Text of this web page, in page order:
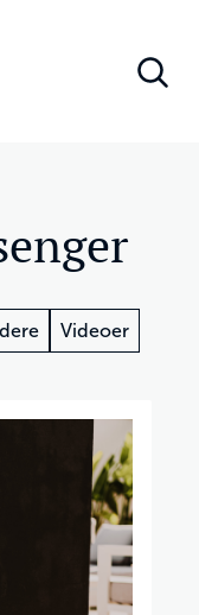
Videoer